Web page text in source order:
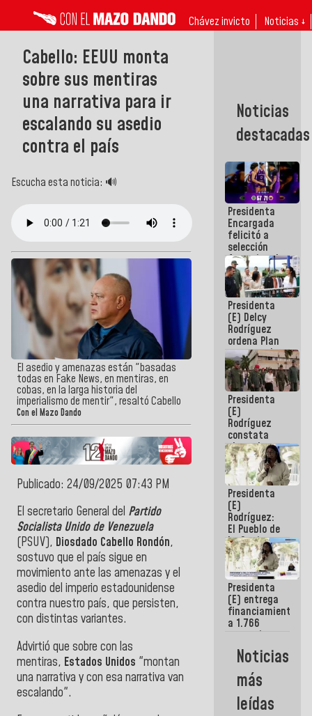
Chávez invicto Noticias ↓
Cabello: EEUU monta
sobre sus mentiras
una narrativa para ir
escalando su asedio
contra el país
Escucha esta noticia: 🔊
El asedio y amenazas están "basadas
todas en Fake News, en mentiras, en
cobas, en la larga historia del
imperialismo de mentir", resaltó Cabello
Con el Mazo Dando
Publicado: 24/09/2025 07:43 PM
El secretario General del Partido
Socialista Unido de Venezuela
(PSUV), Diosdado Cabello Rondón,
sostuvo que el país sigue en
movimiento ante las amenazas y el
asedio del imperio estadounidense
contra nuestro país, que persisten,
con distintas variantes.
Advirtió que sobre con las
mentiras, Estados Unidos "montan
una narrativa y con esa narrativa van
escalando".
Noticias
destacadas
Presidenta
Encargada
felicitó a
selección
femenina de
baloncesto
por su
clasificación
a la
AmeriCup
2027
Presidenta
(E) Delcy
Rodríguez
ordena Plan
maestro de
desarrollo
logístico y
turístico
para La
Guaira
Presidenta
(E)
Rodríguez
constata
obras de
rehabilitación
de Escuela
Militar de
Mamo en La
Guaira
Presidenta
(E)
Rodríguez:
El Pueblo de
La Guaira
siempre
estará
acompañada
por el
Gobierno
Nacional
Presidenta
(E) entrega
financiamientos
a 1.766
comerciantes
emprendedores
afectados
por
terremotos
Noticias
más
leídas